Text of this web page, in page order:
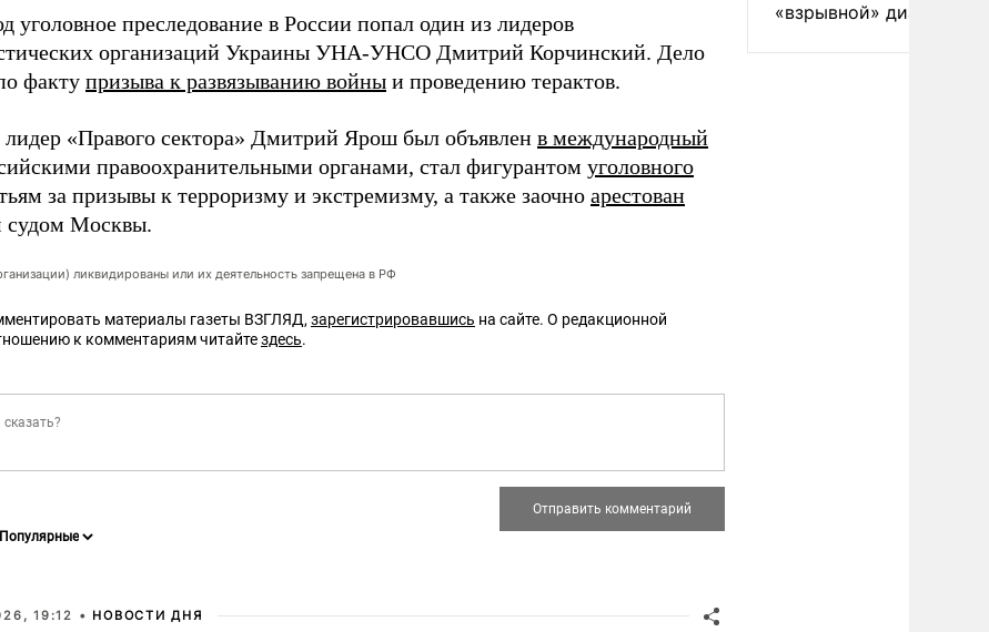
уголовное преследование в России попал один из лидеров
организаций Украины УНА-УНСО Дмитрий Корчинский. Дело
факту призыва к развязыванию войны и проведению терактов.
«Правого сектора» Дмитрий Ярош был объявлен в международный
правоохранительными органами, стал фигурантом уголовного
за призывы к терроризму и экстремизму, а также заочно арестован
Москвы.
ликвидированы или их деятельность запрещена в РФ
материалы газеты ВЗГЛЯД, зарегистрировавшись на сайте. О редакционной
к комментариям читайтездесь.
19:12 • НОВОСТИ ДНЯ
«взрывной» диареи